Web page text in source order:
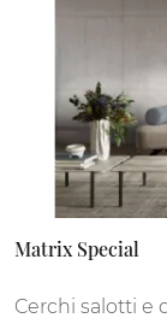
Matrix Special
Cerchi salotti e